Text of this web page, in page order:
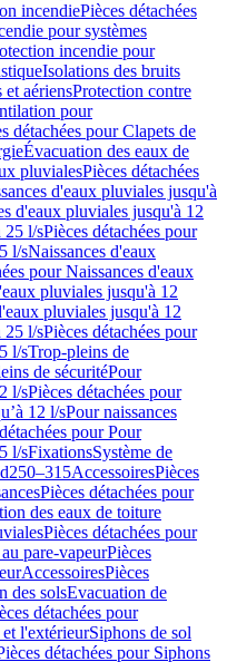
incendiePièces détachées
pour systèmes
incendie pour
Isolations des bruits
aériensProtection contre
pour
détachées pour Clapets de
Évacuation des eaux de
pluvialesPièces détachées
d'eaux pluviales jusqu'à
d'eaux pluviales jusqu'à 12
25 l/sPièces détachées pour
l/sNaissances d'eaux
pour Naissances d'eaux
pluviales jusqu'à 12
pluviales jusqu'à 12
25 l/sPièces détachées pour
l/sTrop-pleins de
de sécuritéPour
l/sPièces détachées pour
12 l/sPour naissances
pour Pour
l/sFixationsSystème de
AccessoiresPièces
Pièces détachées pour
des eaux de toiture
Pièces détachées pour
pare-vapeurPièces
AccessoiresPièces
des solsEvacuation de
détachées pour
l'extérieurSiphons de sol
détachées pour Siphons